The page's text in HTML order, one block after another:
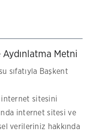
Aydınlatma Metni
sıfatıyla Başkent
sitesini
internet sitesi ve
verileriniz hakkında